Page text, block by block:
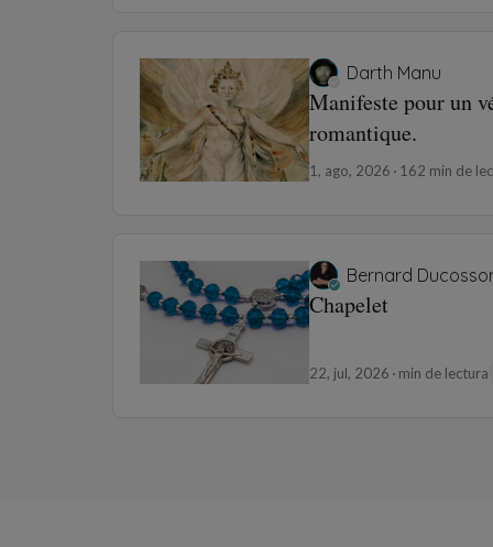
Darth Manu
Manifeste pour un
romantique.
1, ago, 2026 162 min de
Bernard
Chapelet
22, jul, 2026 min de lectura